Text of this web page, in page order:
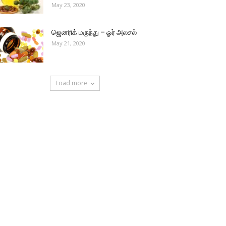
May 23, 2020
ஜெனரிக் மருந்து – ஓர் அலசல்
May 21, 2020
Load more